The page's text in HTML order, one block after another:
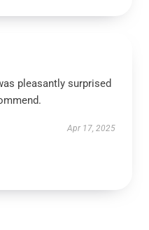
pleasantly surprised
Apr 17, 2025